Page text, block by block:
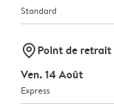
Standard
marker-pinPoint de retrait
Ven. 14 Août
Express